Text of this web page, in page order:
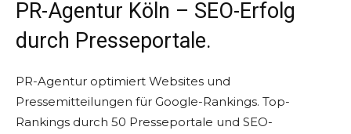
PR-Agentur Köln – SEO-Erfolg
durch Presseportale.
PR-Agentur optimiert Websites und
Pressemitteilungen für Google-Rankings. Top-
Rankings durch 50 Presseportale und SEO-